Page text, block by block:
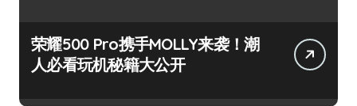
荣耀500 Pro携手MOLLY来袭！潮
人必看玩机秘籍大公开